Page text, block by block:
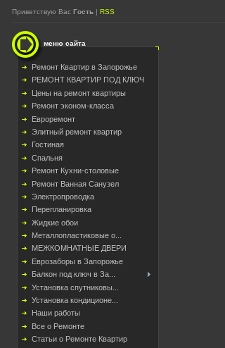
Приветствую Вас Гость | RSS
меню сайта
Ремонт Квартир в Запорожье
РЕМОНТ КВАРТИР ПОД КЛЮЧ
Цены на ремонт квартиры
Ремонт эконом-класса
Евроремонт
Элитный ремонт квартир
Гостиная
Спальня
Ремонт Кухни-столовые
Ремонт Ванная Санузел
Электропроводка
Перепланировка
Жидкие обои
Металлопластиковые о...
МЕЖКОМНАТНЫЕ ДВЕРИ
Еврозаборы в Запорожье
Балкон под ключ в За...
Установка спутниковы...
Установка кондиционе...
Наши работы
Все о Ремонте
Статьи о Ремонте Квартир